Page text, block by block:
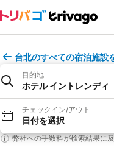
台北のすべての宿泊施設
目的地
ホテル イントレンディ
チェックイン/アウト
日付を選択
弊社への手数料が検索結果に